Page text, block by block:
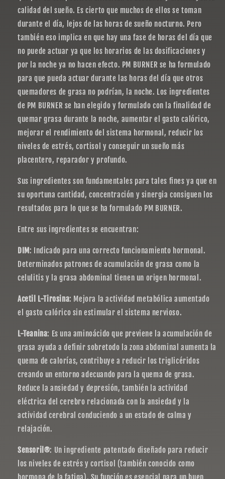
calidad del sueño. Es cierto que muchos de ellos se toman
durante el día, lejos de las horas de sueño nocturno. Pero
también eso implica en que hay una fase de horas del día que
no puede actuar ya que los horarios de las dosificaciones y
por la noche ya no hacen efecto. PM BURNER se ha formulado
para que pueda actuar durante las horas del día que otros
quemadores de grasa no podrían, la noche. Los ingredientes
de PM BURNER se han elegido y formulado con la finalidad de
quemar grasa durante la noche, aumentar el gasto calórico,
mejorar el rendimiento del sistema hormonal, reducir los
niveles de estrés, cortisol y conseguir un sueño más
placentero, reparador y profundo.
Sus ingredientes son fundamentales para tales fines ya que en
su oportuna cantidad, concentración y sinergia consiguen los
resultados para lo que se ha formulado PM BURNER.
Entre sus ingredientes se encuentran:
DIM: Indicado para una correcto funcionamiento hormonal.
Determinados patrones de acumulación de grasa como la
celulitis y la grasa abdominal tienen un origen hormonal.
Acetil L-Tirosina: Mejora la actividad metabólica aumentado
el gasto calórico sin estimular el sistema nervioso.
L-Teanina: Es una aminoácido que previene la acumulación de
grasa ayuda a definir sobretodo la zona abdominal aumenta la
quema de calorías, contribuye a reducir los triglicéridos
creando un entorno adecuando para la quema de grasa.
Reduce la ansiedad y depresión, también la actividad
eléctrica del cerebro relacionada con la ansiedad y la
actividad cerebral conduciendo a un estado de calma y
relajación.
Sensoril®: Un ingrediente patentado diseñado para reducir
los niveles de estrés y cortisol (también conocido como